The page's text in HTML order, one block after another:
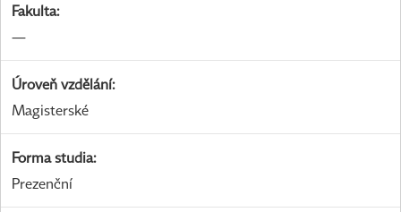
Fakulta:
—
Úroveň vzdělání:
Magisterské
Forma studia:
Prezenční